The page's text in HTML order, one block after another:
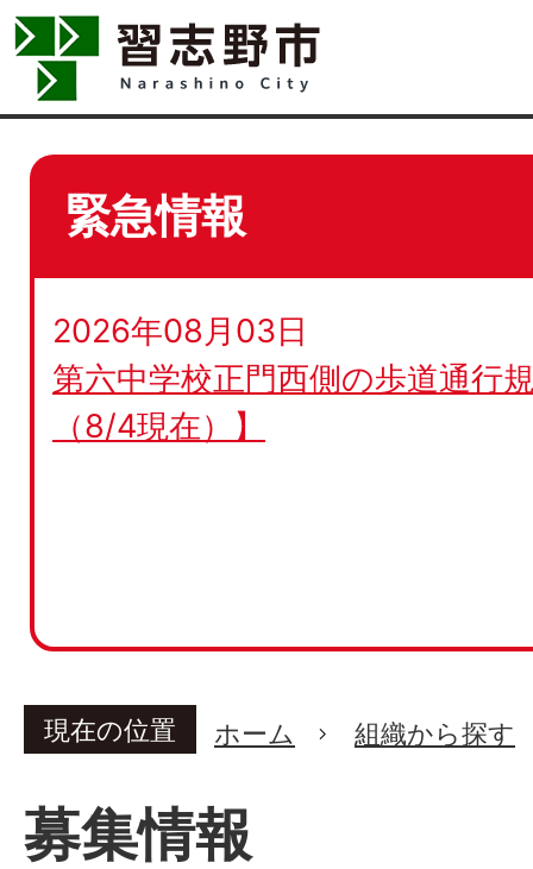
緊急情報
2026年08月03日
第六中学校正門西側の歩道通行
（8/4現在）】
現在の位置 ホーム 組織から探す
募集情報